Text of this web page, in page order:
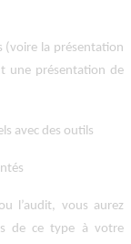
(voire la présentation
une présentation de
avec des outils
l’audit, vous aurez
de ce type à votre